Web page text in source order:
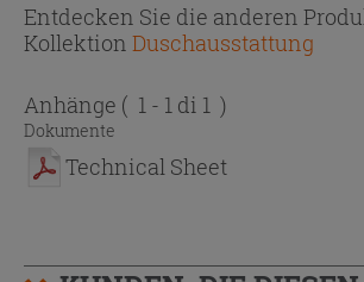
Entdecken Sie die anderen
Kollektion Duschausstattung
Anhänge ( 1 - 1 di 1 )
Dokumente
Technical Sheet